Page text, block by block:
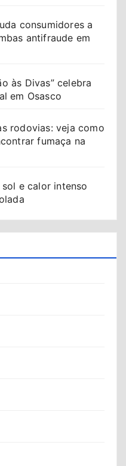
consumidores a
antifraude em
às Divas” celebra
em Osasco
rodovias: veja como
fumaça na
e calor intenso